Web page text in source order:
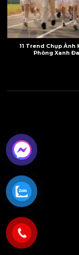
11 Trend Chụp Ảnh
Phông Xanh